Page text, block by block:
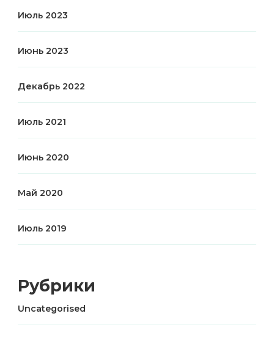
Июль 2023
Июнь 2023
Декабрь 2022
Июль 2021
Июнь 2020
Май 2020
Июль 2019
Рубрики
Uncategorised